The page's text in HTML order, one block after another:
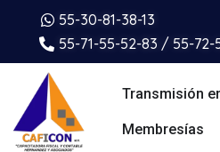
55-30-81-38-13
55-71-55-52-83 / 55-72-
Transmisión
Membresías